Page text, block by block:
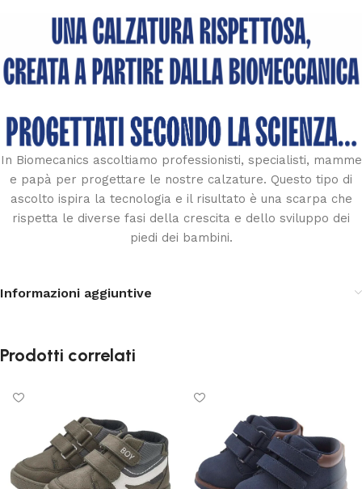
In Biomecanics ascoltiamo professionisti, specialisti, mamme
e papà per progettare le nostre calzature. Questo tipo di
ascolto ispira la tecnologia e il risultato è una scarpa che
rispetta le diverse fasi della crescita e dello sviluppo dei
piedi dei bambini.
Informazioni aggiuntive
Prodotti correlati